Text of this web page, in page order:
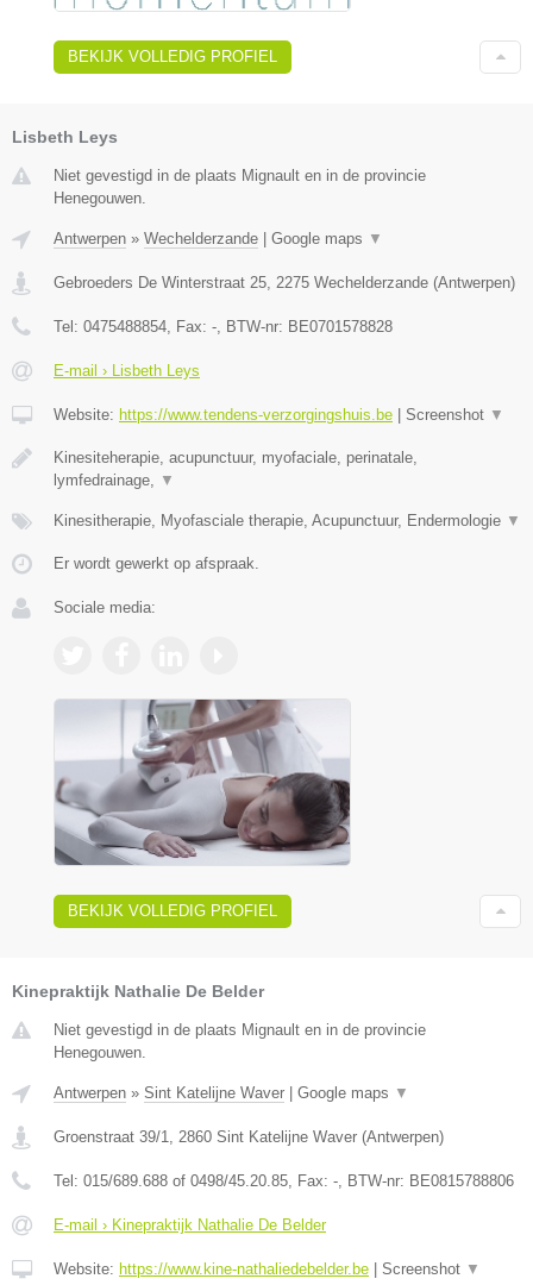
BEKIJK VOLLEDIG PROFIEL
Lisbeth Leys
Niet gevestigd in de plaats Mignault en in de provincie
Henegouwen.
Antwerpen » Wechelderzande Google maps ▼
Gebroeders De Winterstraat 25, 2275 Wechelderzande (Antwerpen)
Tel: 0475488854, Fax: -, BTW-nr: BE0701578828
E-mail › Lisbeth Leys
Website: https://www.tendens-verzorgingshuis.be Screenshot ▼
Kinesiteherapie, acupunctuur, myofaciale, perinatale,
lymfedrainage, ▼
Kinesitherapie, Myofasciale therapie, Acupunctuur, Endermologie ▼
Er wordt gewerkt op afspraak.
Sociale media:
BEKIJK VOLLEDIG PROFIEL
Kinepraktijk Nathalie De Belder
Niet gevestigd in de plaats Mignault en in de provincie
Henegouwen.
Antwerpen » Sint Katelijne Waver Google maps ▼
Groenstraat 39/1, 2860 Sint Katelijne Waver (Antwerpen)
Tel: 015/689.688 of 0498/45.20.85, Fax: -, BTW-nr: BE0815788806
E-mail › Kinepraktijk Nathalie De Belder
Website: https://www.kine-nathaliedebelder.be Screenshot ▼